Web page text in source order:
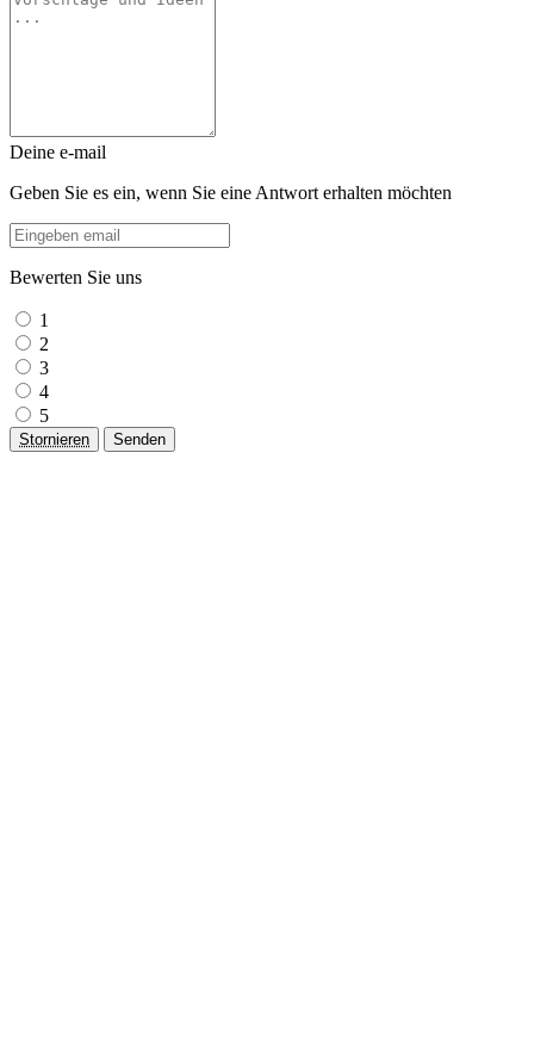
Deine e-mail
Geben Sie es ein, wenn Sie eine Antwort erhalten möchten
Bewerten Sie uns
1
2
3
4
5
Stornieren Senden